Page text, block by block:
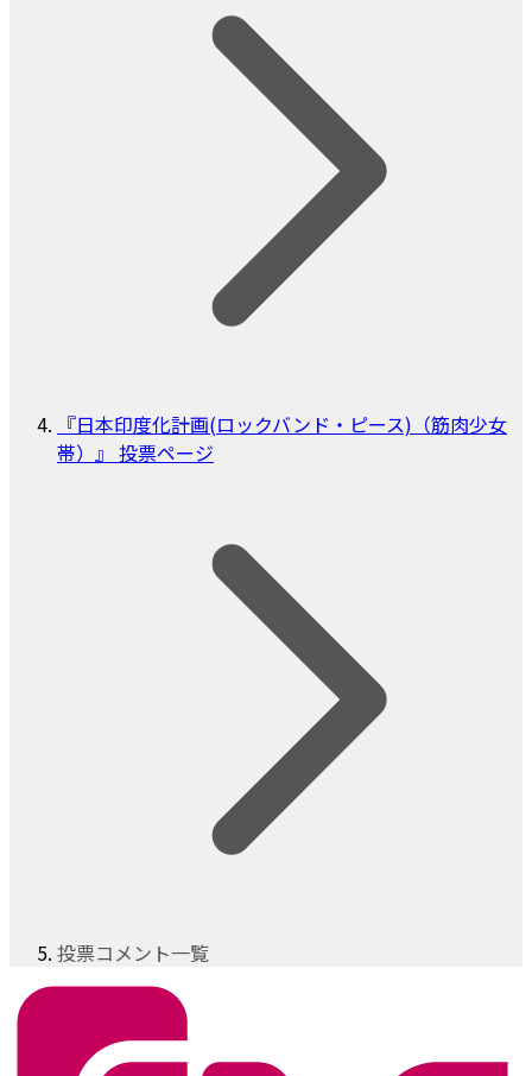
『日本印度化計画(ロックバンド・ピース)（筋肉少女
帯）』 投票ページ
投票コメント一覧